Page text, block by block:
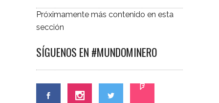
Próximamente más contenido en esta
sección
SÍGUENOS EN #MUNDOMINERO